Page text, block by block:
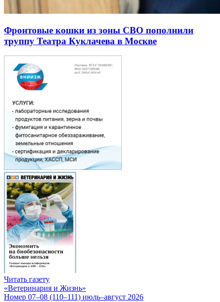
Фронтовые кошки из зоны СВО пополнили
труппу Театра Куклачева в Москве
Читать газету
«Ветеринария и Жизнь»
Номер 07–08 (110–111) июль–август 2026